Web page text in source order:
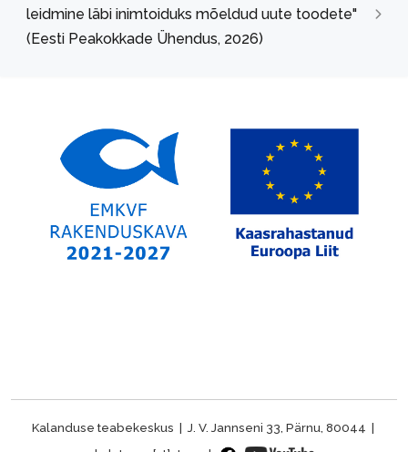
leidmine läbi inimtoiduks mõeldud uute toodete"
(Eesti Peakokkade Ühendus, 2026)
Kalanduse teabekeskus | J. V. Jannseni 33, Pärnu, 80044 |